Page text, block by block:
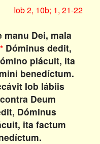
Iob 2, 10b; 1, 21-22
Dei, mala
*Dóminus dedit,
plácuit, ita
benedíctum.
Iob lábiis
Deum
Dóminus
ita factum